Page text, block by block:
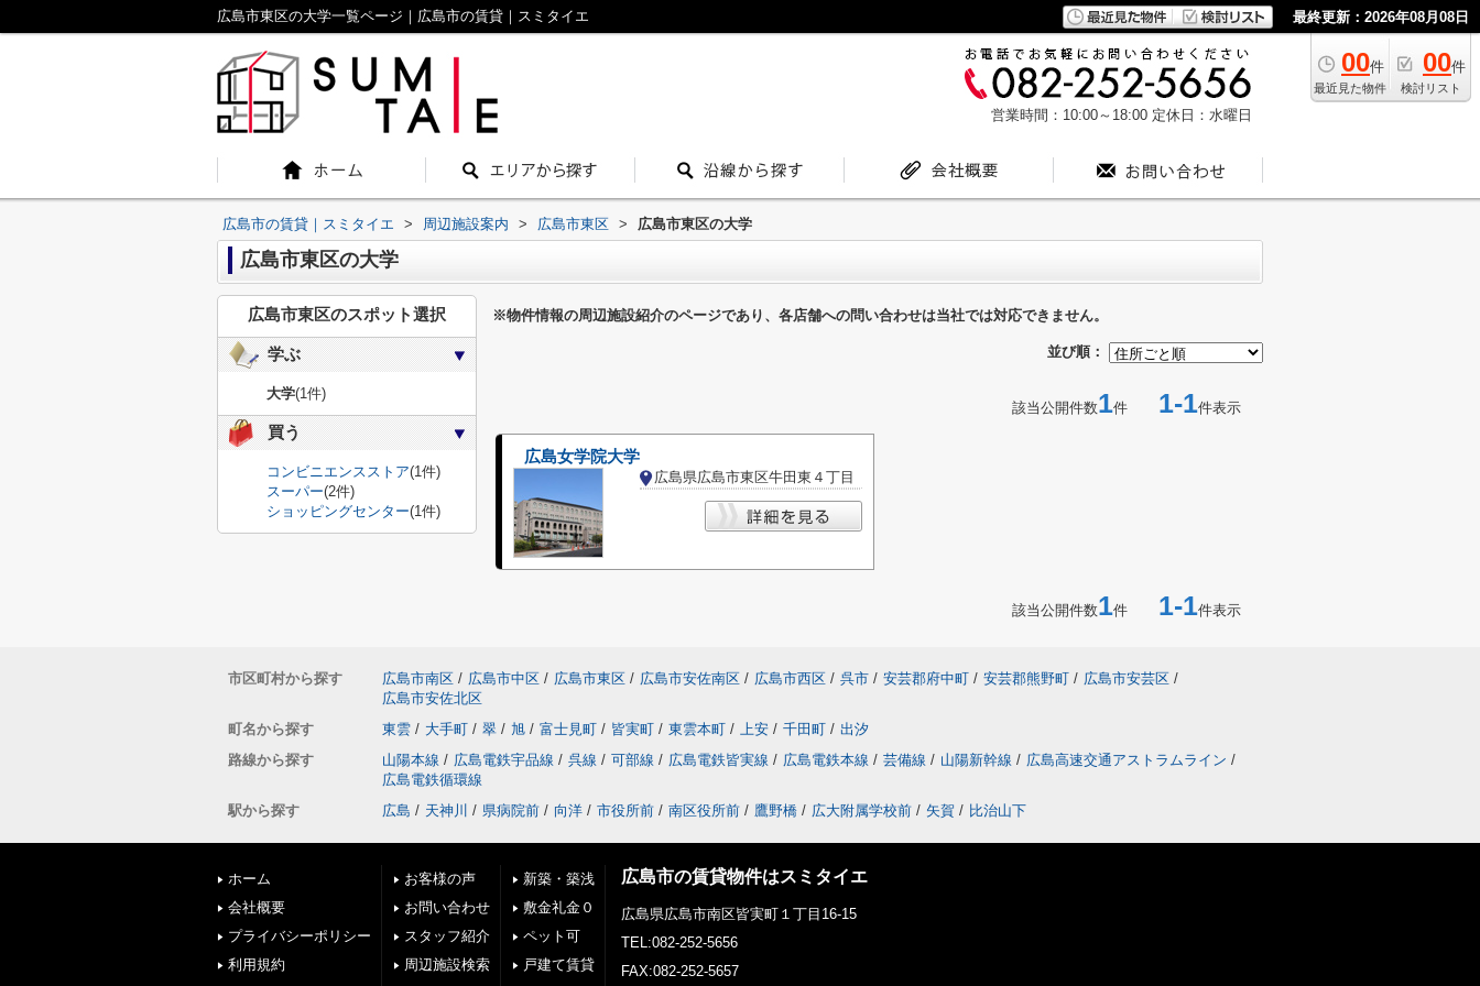
広島市東区の大学一覧ページ｜広島市の賃貸｜スミタイエ 最終更新：2026年08月08日
00件
最近見た物件
00件
検討リスト
営業時間：10:00～18:00 定休日：水曜日
広島市の賃貸｜スミタイエ > 周辺施設案内 > 広島市東区 > 広島市東区の大学
広島市東区の大学
※物件情報の周辺施設紹介のページであり、各店舗への問い合わせは当社では対応できません。
並び順：
該当公開件数1件 1-1件表示
広島女学院大学
広島県広島市東区牛田東４丁目
該当公開件数1件 1-1件表示
広島市東区のスポット選択
学ぶ
大学(1件)
買う
コンビニエンスストア(1件)
スーパー(2件)
ショッピングセンター(1件)
市区町村から探す 広島市南区 / 広島市中区 / 広島市東区 / 広島市安佐南区 / 広島市西区 / 呉市 / 安芸郡府中町 / 安芸郡熊野町 / 広島市安芸区 /
広島市安佐北区
町名から探す
東雲 / 大手町 / 翠 / 旭 / 富士見町 / 皆実町 / 東雲本町 / 上安 / 千田町 / 出汐
路線から探す
山陽本線 / 広島電鉄宇品線 / 呉線 / 可部線 / 広島電鉄皆実線 / 広島電鉄本線 / 芸備線 / 山陽新幹線 / 広島高速交通アストラムライン /
広島電鉄循環線
駅から探す
広島 / 天神川 / 県病院前 / 向洋 / 市役所前 / 南区役所前 / 鷹野橋 / 広大附属学校前 / 矢賀 / 比治山下
ホーム
会社概要
プライバシーポリシー
利用規約
お客様の声
お問い合わせ
スタッフ紹介
周辺施設検索
新築・築浅
敷金礼金０
ペット可
戸建て賃貸
広島市の賃貸物件はスミタイエ
広島県広島市南区皆実町１丁目16-15
TEL:082-252-5656
FAX:082-252-5657